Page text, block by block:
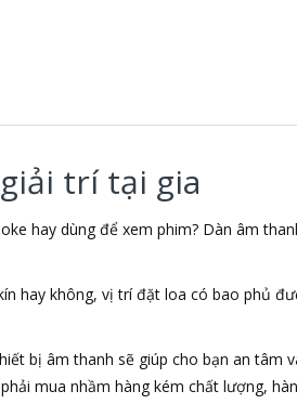
trí tại gia
hay dùng để xem phim? Dàn âm
hay không, vị trí đặt loa có bao phủ
bị âm thanh sẽ giúp cho bạn an tâm
mua nhầm hàng kém chất lượng,